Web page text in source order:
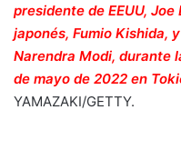
presidente de EEUU,
japonés, Fumio Kishida,
Narendra Modi, durante
de mayo de 2022 en
YAMAZAKI/GETTY.